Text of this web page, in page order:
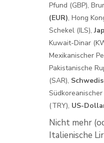
Pfund (GBP),
(EUR), Hong
Schekel (ILS),
Kuwait-Dinar
Mexikanischer
Pakistanische
(SAR),
(TRY), US-
Nicht mehr
Italienische